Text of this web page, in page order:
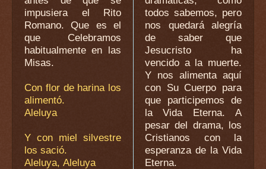
impusiera el Rito
Romano. Que es el
que Celebramos
habitualmente en las
Misas.
Con flor de harina los
alimentó.
Aleluya
Y con miel silvestre
los sació.
Aleluya, Aleluya
todos sabemos, pero
nos quedará alegría
de saber que
Jesucristo ha
vencido a la muerte.
Y nos alimenta aquí
con Su Cuerpo para
que participemos de
la Vida Eterna. A
pesar del drama, los
Cristianos con la
esperanza de la Vida
Eterna.